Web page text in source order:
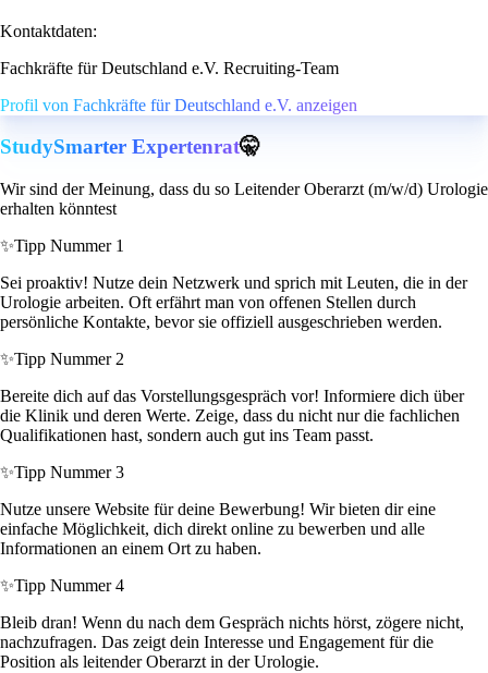
Kontaktdaten:
Fachkräfte für Deutschland e.V. Recruiting-Team
Profil von Fachkräfte für Deutschland e.V. anzeigen
StudySmarter Expertenrat🤫
Wir sind der Meinung, dass du so Leitender Oberarzt (m/w/d) Urologie
erhalten könntest
✨Tipp Nummer 1
Sei proaktiv! Nutze dein Netzwerk und sprich mit Leuten, die in der
Urologie arbeiten. Oft erfährt man von offenen Stellen durch
persönliche Kontakte, bevor sie offiziell ausgeschrieben werden.
✨Tipp Nummer 2
Bereite dich auf das Vorstellungsgespräch vor! Informiere dich über
die Klinik und deren Werte. Zeige, dass du nicht nur die fachlichen
Qualifikationen hast, sondern auch gut ins Team passt.
✨Tipp Nummer 3
Nutze unsere Website für deine Bewerbung! Wir bieten dir eine
einfache Möglichkeit, dich direkt online zu bewerben und alle
Informationen an einem Ort zu haben.
✨Tipp Nummer 4
Bleib dran! Wenn du nach dem Gespräch nichts hörst, zögere nicht,
nachzufragen. Das zeigt dein Interesse und Engagement für die
Position als leitender Oberarzt in der Urologie.